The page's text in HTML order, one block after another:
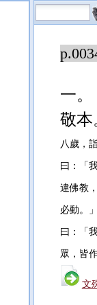
一。
敬本
八歲，
曰：「
違佛教
必動。
曰：「
眾，皆
文